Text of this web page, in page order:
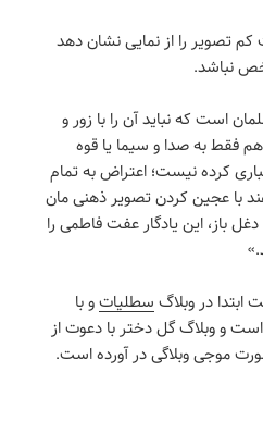
تصویر را از نمایی نشان دهد
نباشد.
است که نباید آن را با زور و
فقط به صدا و سیما یا قوه
کرده نیست؛ اعتراض به تمام
با عجین کردن تصویر ذهنی مان
باز، این یادگار عفت فاطمی را
در وبلاگ سطلیاتو با
و وبلاگ گل دختر با دعوت از
موجی وبلاگی در آورده است.